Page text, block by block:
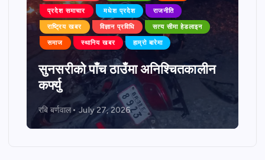
प्रदेश समाचार मधेश प्रदेश राजनीति
राष्ट्रिय खबर विज्ञान प्रविधि सत्य सीमा हेडलाइन
समाज स्थानिय खबर हाम्रो बारेमा
सुनसरीको पाँच ठाउँमा अनिश्चितकालीन
कर्फ्यु
रबि बर्णवाल July 27, 2026